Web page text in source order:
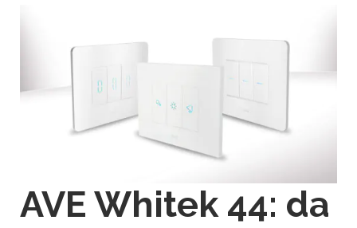
AVE Whitek 44: da